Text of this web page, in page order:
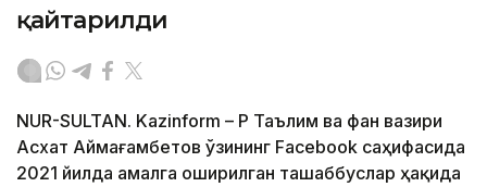
қайтарилди
NUR-SULTAN. Kazinform – ҚР Таълим ва фан вазири
Асхат Аймағамбетов ўзининг Facebook саҳифасида
2021 йилда амалга оширилган ташаббуслар ҳақида